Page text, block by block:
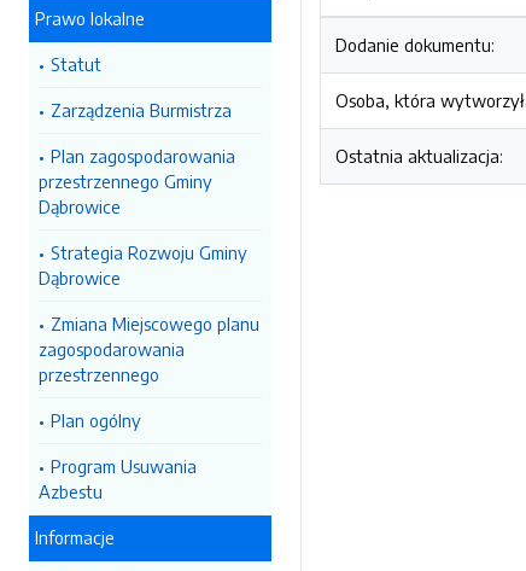
Prawo lokalne
Statut
Zarządzenia Burmistrza
Plan zagospodarowania
przestrzennego Gminy
Dąbrowice
Strategia Rozwoju Gminy
Dąbrowice
Zmiana Miejscowego planu
zagospodarowania
przestrzennego
Plan ogólny
Program Usuwania
Azbestu
Informacje
Dodanie dokumentu:
Osoba, która
Ostatnia aktualizacja: